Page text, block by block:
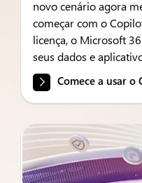
novo cenário agora
começar com o
licença, o Microsoft
seus dados e
Comece a usar o